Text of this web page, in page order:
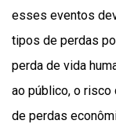
esses eventos
tipos de perdas
perda de vida
ao público, o risco
de perdas